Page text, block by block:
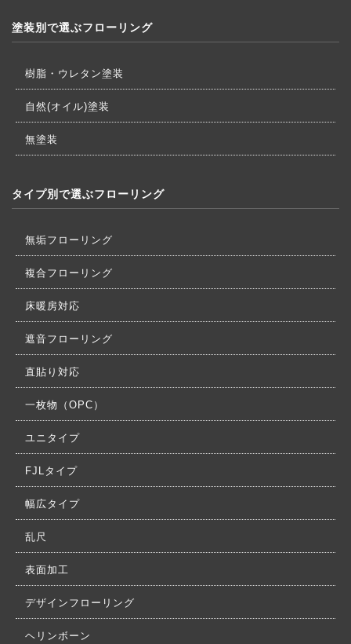
塗装別で選ぶフローリング
樹脂・ウレタン塗装
自然(オイル)塗装
無塗装
タイプ別で選ぶフローリング
無垢フローリング
複合フローリング
床暖房対応
遮音フローリング
直貼り対応
一枚物（OPC）
ユニタイプ
FJLタイプ
幅広タイプ
乱尺
表面加工
デザインフローリング
ヘリンボーン